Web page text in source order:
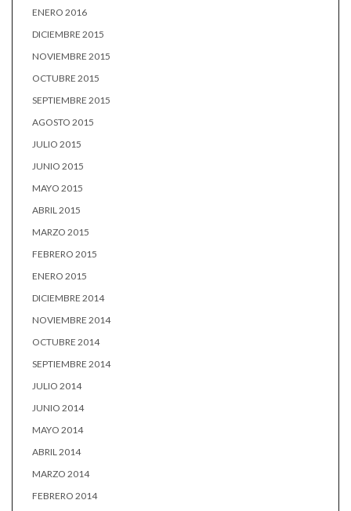
ENERO 2016
DICIEMBRE 2015
NOVIEMBRE 2015
OCTUBRE 2015
SEPTIEMBRE 2015
AGOSTO 2015
JULIO 2015
JUNIO 2015
MAYO 2015
ABRIL 2015
MARZO 2015
FEBRERO 2015
ENERO 2015
DICIEMBRE 2014
NOVIEMBRE 2014
OCTUBRE 2014
SEPTIEMBRE 2014
JULIO 2014
JUNIO 2014
MAYO 2014
ABRIL 2014
MARZO 2014
FEBRERO 2014